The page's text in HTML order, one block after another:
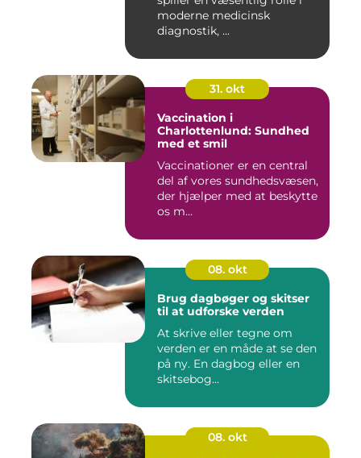
moderne medicinsk
diagnostik, ...
31. okt
Vaccination i
Charlottenlund: Sundhed
med et smil
Vaccinationer er en central
del af vores sundhedsvæsen,
der hjælper med at beskytte
os m...
08. okt
Brug dagbøger og skitser
til at udforske verden
At skrive eller tegne om
verden er en måde at se den
på ny. En dagbog eller en
skitsebog...
08. okt